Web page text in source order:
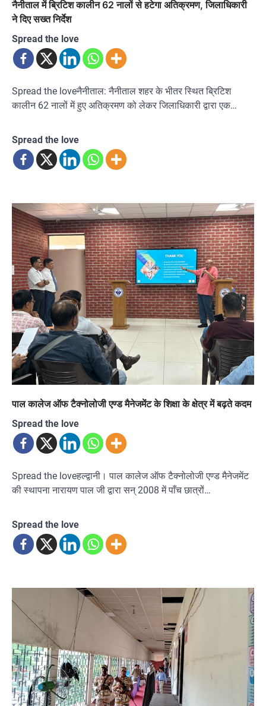
नैनीताल में ब्रिटिश कालीन 62 नालों से हटेगा अतिक्रमण, जिलाधिकारी
ने दिए सख्त निर्देश
Spread the love
Spread the loveनैनीताल: नैनीताल शहर के भीतर स्थित ब्रिटिश
कालीन 62 नालों में हुए अतिक्रमण को लेकर जिलाधिकारी द्वारा एक…
Spread the love
पाल कालेज ऑफ टैक्नोलोजी एण्ड मैनेजमेंट के शिक्षा के क्षेत्र में बढ़ते कदम
Spread the love
Spread the loveहल्द्वानी। पाल कालेज ऑफ टैक्नोलोजी एण्ड मैनेजमेंट
की स्थापना नारायण पाल जी द्वारा सन् 2008 में पाँच छात्रों…
Spread the love